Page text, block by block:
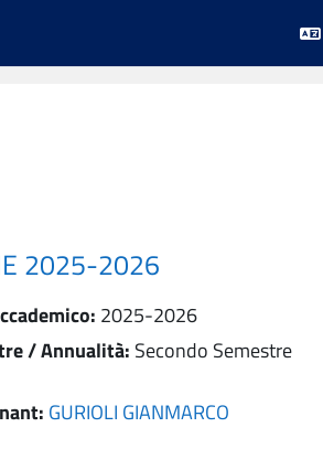
2025-2026
: 2025-2026
/ Annualità: Secondo Semestre
GURIOLI GIANMARCO